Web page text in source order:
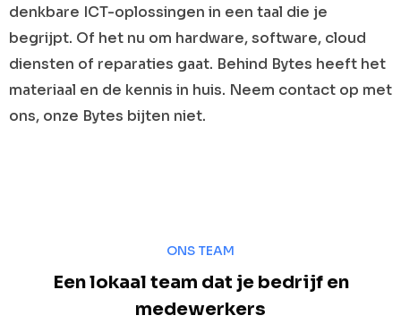
denkbare ICT-oplossingen in een taal die je
begrijpt. Of het nu om hardware, software, cloud
diensten of reparaties gaat. Behind Bytes heeft het
materiaal en de kennis in huis. Neem contact op met
ons, onze Bytes bijten niet.
ONS TEAM
Een lokaal team dat je bedrijf en
medewerkers